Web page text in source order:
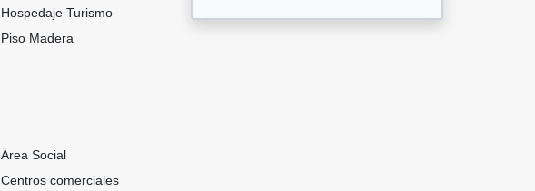
Hospedaje Turismo
Piso Madera
Área Social
Centros comerciales